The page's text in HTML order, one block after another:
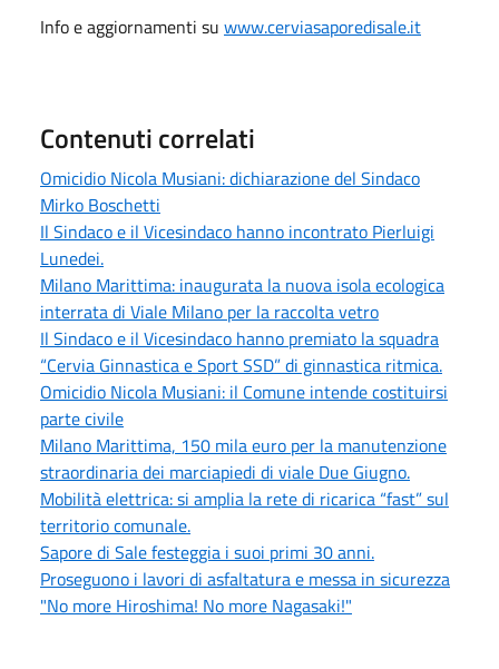
Info e aggiornamenti su www.cerviasaporedisale.it
Contenuti correlati
Omicidio Nicola Musiani: dichiarazione del Sindaco
Mirko Boschetti
Il Sindaco e il Vicesindaco hanno incontrato Pierluigi
Lunedei.
Milano Marittima: inaugurata la nuova isola ecologica
interrata di Viale Milano per la raccolta vetro
Il Sindaco e il Vicesindaco hanno premiato la squadra
“Cervia Ginnastica e Sport SSD” di ginnastica ritmica.
Omicidio Nicola Musiani: il Comune intende costituirsi
parte civile
Milano Marittima, 150 mila euro per la manutenzione
straordinaria dei marciapiedi di viale Due Giugno.
Mobilità elettrica: si amplia la rete di ricarica “fast” sul
territorio comunale.
Sapore di Sale festeggia i suoi primi 30 anni.
Proseguono i lavori di asfaltatura e messa in sicurezza
"No more Hiroshima! No more Nagasaki!"